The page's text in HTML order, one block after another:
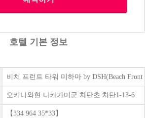
호텔 기본 정보
비치 프런트 타워 미하마 by DSH(Beach Front
오키나와현 나카가미군 차탄초 차탄1-13-6
【334 964 35*33】